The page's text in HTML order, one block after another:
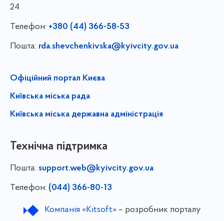
24
Телефон: +380 (44) 366-58-53
Пошта: rda.shevchenkivska@kyivcity.gov.ua
Офіційний портал Києва
Київська міська рада
Київська міська державна адміністрація
Технічна підтримка
Пошта: support.web@kyivcity.gov.ua
Телефон: (044) 366-80-13
Компанія «Kitsoft»– розробник порталу